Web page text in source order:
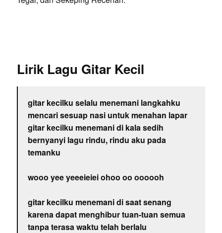
Lirik Lagu Gitar Kecil
gitar kecilku selalu menemani langkahku
mencari sesuap nasi untuk menahan lapar
gitar kecilku menemani di kala sedih
bernyanyi lagu rindu, rindu aku pada
temanku
wooo yee yeeeieiei ohoo oo oooooh
gitar kecilku menemani di saat senang
karena dapat menghibur tuan-tuan semua
tanpa terasa waktu telah berlalu